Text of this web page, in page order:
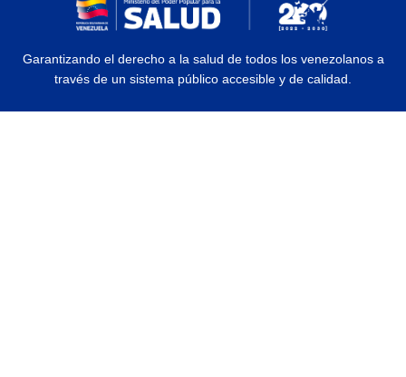
Garantizando el derecho a la salud de todos los venezolanos a
través de un sistema público accesible y de calidad.